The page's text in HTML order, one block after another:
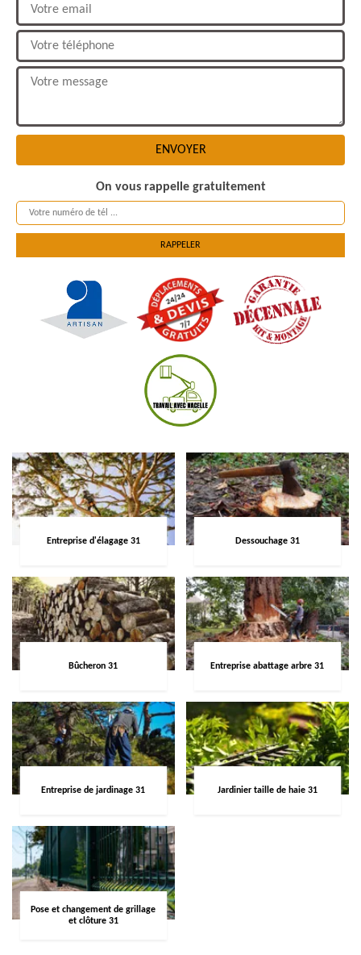
On vous rappelle gratuitement
Entreprise d'élagage 31 Dessouchage 31
Bûcheron 31 Entreprise abattage arbre 31
Entreprise de jardinage 31 Jardinier taille de haie 31
Pose et changement de grillage
et clôture 31